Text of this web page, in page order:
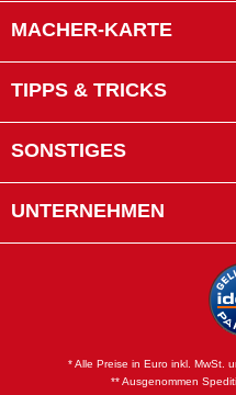
MACHER-KARTE
TIPPS & TRICKS
SONSTIGES
UNTERNEHMEN
* Alle Preise in Euro inkl. MwSt.
** Ausgenommen